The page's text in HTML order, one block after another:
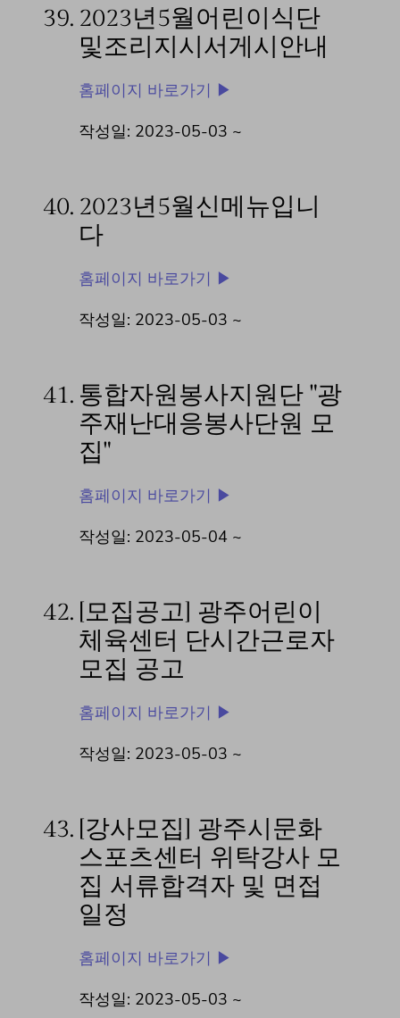
39. 2023년5월어린이식단
및조리지시서게시안내
홈페이지 바로가기 ▶
작성일: 2023-05-03 ~
40. 2023년5월신메뉴입니
다
홈페이지 바로가기 ▶
작성일: 2023-05-03 ~
41. 통합자원봉사지원단 "광
주재난대응봉사단원 모
집"
홈페이지 바로가기 ▶
작성일: 2023-05-04 ~
42. [모집공고] 광주어린이
체육센터 단시간근로자
모집 공고
홈페이지 바로가기 ▶
작성일: 2023-05-03 ~
43. [강사모집] 광주시문화
스포츠센터 위탁강사 모
집 서류합격자 및 면접
일정
홈페이지 바로가기 ▶
작성일: 2023-05-03 ~